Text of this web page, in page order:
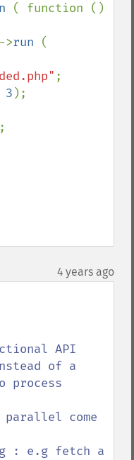
( function ()
->run (
;
3 );
4 years ago